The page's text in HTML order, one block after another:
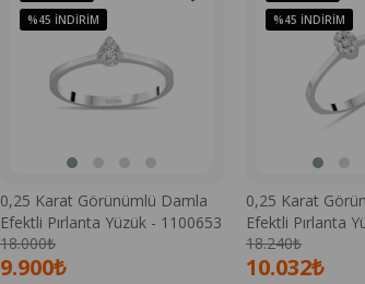
0,25 Karat Görünümlü Damla
Efektli Pırlanta Yüzük - 1100653
9.900₺
18.000₺
%45 İNDIRIM
0,25 Karat
Efektli Pırlanta
10.032₺
18.240₺
%45 İNDIRIM